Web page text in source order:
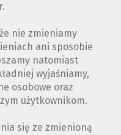
nie zmieniamy
ani sposobie
natomiast
wyjaśniamy,
osobowe oraz
użytkownikom.
się ze zmienioną